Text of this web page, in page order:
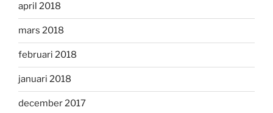
april 2018
mars 2018
februari 2018
januari 2018
december 2017